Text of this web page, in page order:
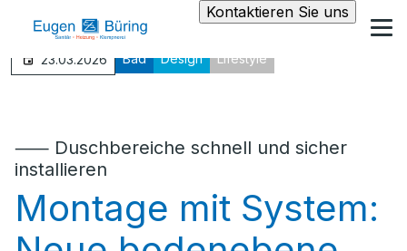
Kontaktieren Sie uns
23.03.2026 Bad Design Lifestyle
⸺ Duschbereiche schnell und sicher
installieren
Montage mit System: